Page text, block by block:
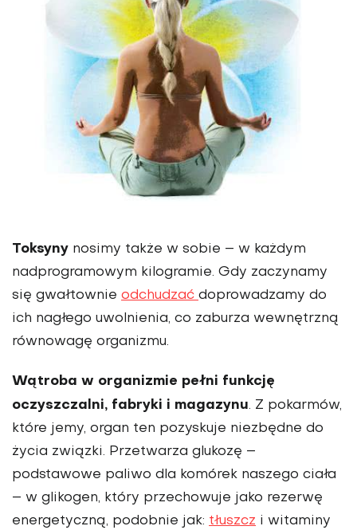
Toksyny nosimy także w sobie – w każdym
nadprogramowym kilogramie. Gdy zaczynamy
się gwałtownie odchudzać doprowadzamy do
ich nagłego uwolnienia, co zaburza wewnętrzną
równowagę organizmu.
Wątroba w organizmie pełni funkcję
oczyszczalni, fabryki i magazynu. Z pokarmów,
które jemy, organ ten pozyskuje niezbędne do
życia związki. Przetwarza glukozę –
podstawowe paliwo dla komórek naszego ciała
– w glikogen, który przechowuje jako rezerwę
energetyczną, podobnie jak: tłuszcz i witaminy